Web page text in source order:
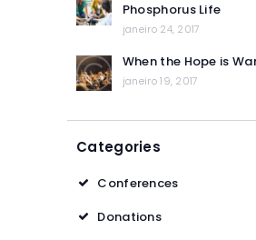
Phosphorus Life
janeiro 24, 2017
When the Hope is
janeiro 19, 2017
Categories
Conferences
Donations